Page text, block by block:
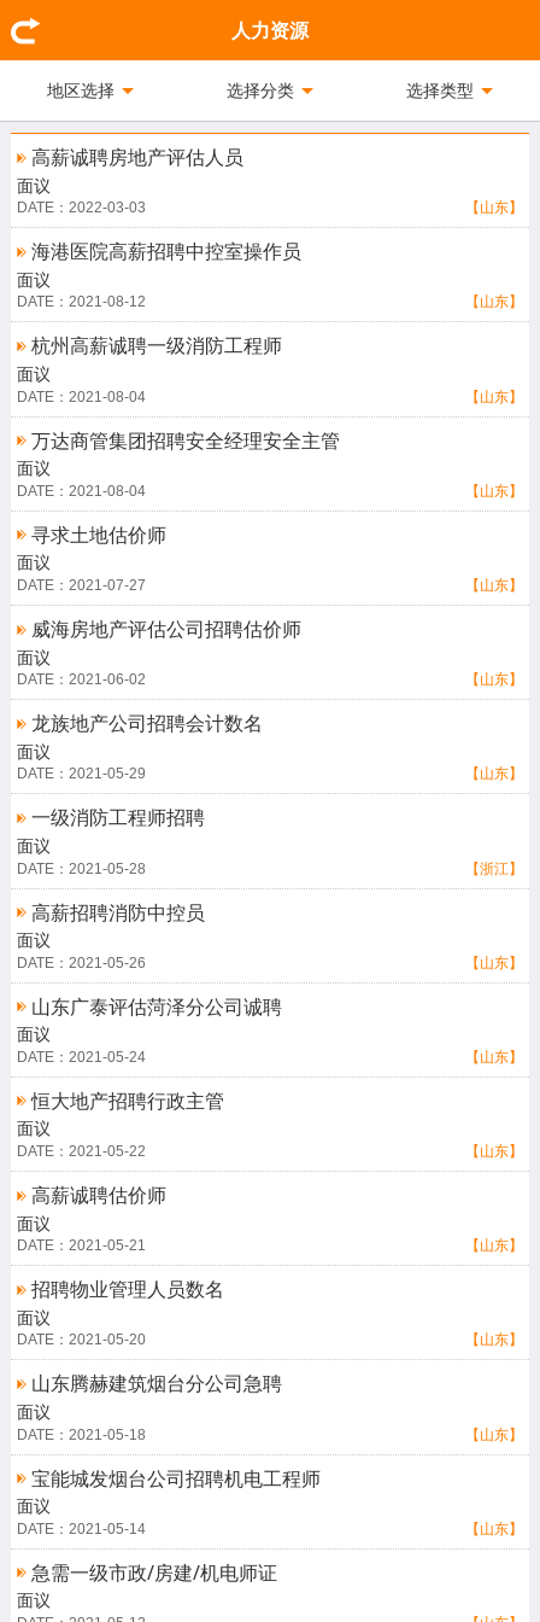
人力资源
地区选择 选择分类 选择类型
高薪诚聘房地产评估人员
面议
【山东】
DATE：2022-03-03
海港医院高薪招聘中控室操作员
面议
【山东】
DATE：2021-08-12
杭州高薪诚聘一级消防工程师
面议
【山东】
DATE：2021-08-04
万达商管集团招聘安全经理安全主管
面议
【山东】
DATE：2021-08-04
寻求土地估价师
面议
【山东】
DATE：2021-07-27
威海房地产评估公司招聘估价师
面议
【山东】
DATE：2021-06-02
龙族地产公司招聘会计数名
面议
【山东】
DATE：2021-05-29
一级消防工程师招聘
面议
【浙江】
DATE：2021-05-28
高薪招聘消防中控员
面议
【山东】
DATE：2021-05-26
山东广泰评估菏泽分公司诚聘
面议
【山东】
DATE：2021-05-24
恒大地产招聘行政主管
面议
【山东】
DATE：2021-05-22
高薪诚聘估价师
面议
【山东】
DATE：2021-05-21
招聘物业管理人员数名
面议
【山东】
DATE：2021-05-20
山东腾赫建筑烟台分公司急聘
面议
【山东】
DATE：2021-05-18
宝能城发烟台公司招聘机电工程师
面议
【山东】
DATE：2021-05-14
急需一级市政/房建/机电师证
面议